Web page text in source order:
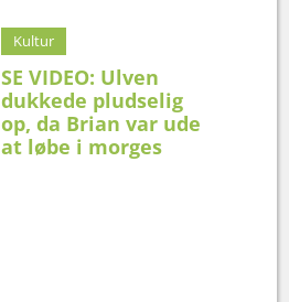
Kultur
SE VIDEO: Ulven
dukkede pludselig
op, da Brian var ude
at løbe i morges